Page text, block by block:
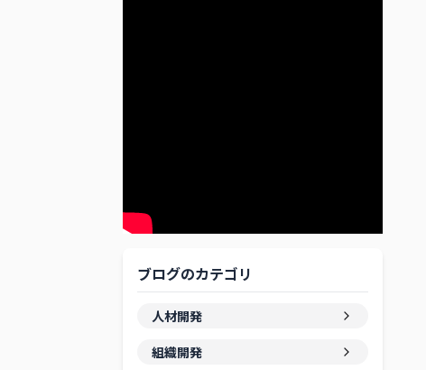
ブログのカテゴリ
人材開発
組織開発